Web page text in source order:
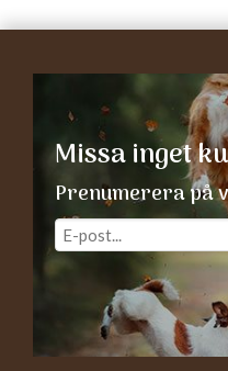
Missa inget
Prenumerera på